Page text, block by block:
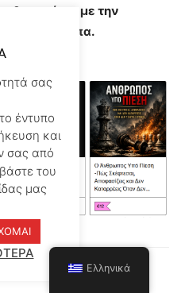
θα νικήσουμε την
τα υπόλοιπα.
σας
έντυπο
και
σας από
του
μας
Ελληνικά